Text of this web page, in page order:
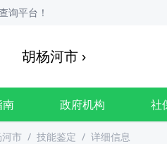
询平台！
胡杨河市 ›
南 政府机构 社
市 / 技能鉴定 / 详细信息